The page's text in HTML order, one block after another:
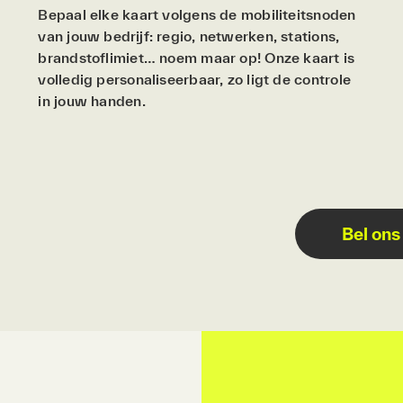
Bepaal elke kaart volgens de mobiliteitsnoden
van jouw bedrijf: regio, netwerken, stations,
brandstoflimiet… noem maar op! Onze kaart is
volledig personaliseerbaar, zo ligt de controle
in jouw handen.
Bel